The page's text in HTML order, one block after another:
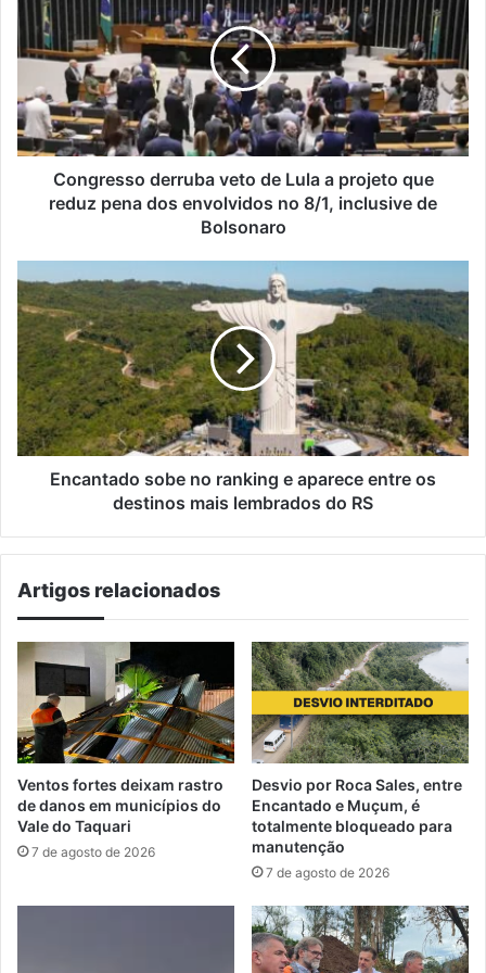
veto
Lula
projeto
que
reduz
inclusive
de
Bolsonaro
Congresso derruba veto de Lula a projeto que
reduz pena dos envolvidos no 8/1, inclusive de
Bolsonaro
sobe
no
ranking
e
aparece
entre
os
destinos
Encantado sobe no ranking e aparece entre os
destinos mais lembrados do RS
Artigos relacionados
Ventos fortes deixam rastro
de danos em municípios do
Vale do Taquari
7 de agosto de 2026
Desvio por Roca Sales, entre
Encantado e Muçum, é
totalmente bloqueado para
manutenção
7 de agosto de 2026